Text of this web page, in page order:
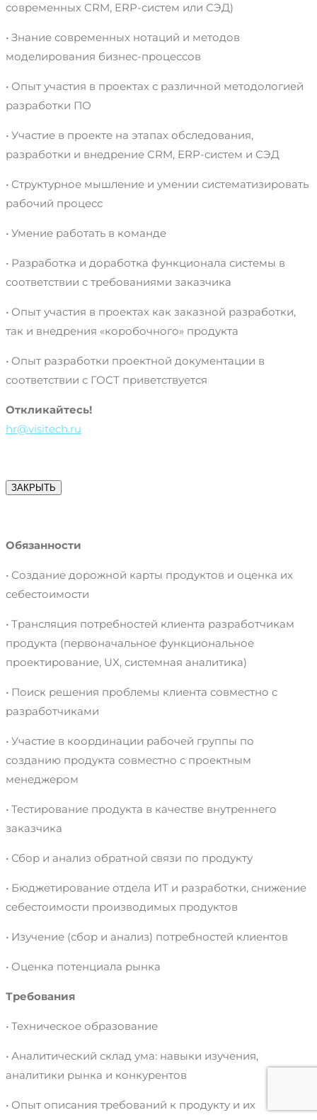
современных CRM, ERP-систем или СЭД)
• Знание современных нотаций и методов
моделирования бизнес-процессов
• Опыт участия в проектах с различной методологией
разработки ПО
• Участие в проекте на этапах обследования,
разработки и внедрение CRM, ERP-систем и СЭД
• Структурное мышление и умении систематизировать
рабочий процесс
• Умение работать в команде
• Разработка и доработка функционала системы в
соответствии с требованиями заказчика
• Опыт участия в проектах как заказной разработки,
так и внедрения «коробочного» продукта
• Опыт разработки проектной документации в
соответствии с ГОСТ приветствуется
Откликайтесь!
hr@visitech.ru
ЗАКРЫТЬ
Обязанности
• Создание дорожной карты продуктов и оценка их
себестоимости
• Трансляция потребностей клиента разработчикам
продукта (первоначальное функциональное
проектирование, UX, системная аналитика)
• Поиск решения проблемы клиента совместно с
разработчиками
• Участие в координации рабочей группы по
созданию продукта совместно с проектным
менеджером
• Тестирование продукта в качестве внутреннего
заказчика
• Сбор и анализ обратной связи по продукту
• Бюджетирование отдела ИТ и разработки, снижение
себестоимости производимых продуктов
• Изучение (сбор и анализ) потребностей клиентов
• Оценка потенциала рынка
Требования
• Техническое образование
• Аналитический склад ума: навыки изучения,
аналитики рынка и конкурентов
• Опыт описания требований к продукту и их